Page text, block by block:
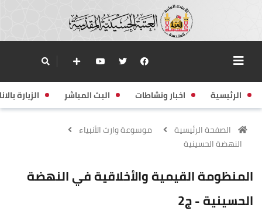
الرئيسية اخبار ونشاطات البث المباشر الزيارة
الصفحة الرئيسية
موسوعة وارث الأنبياء
النهضة الحسينية
المنظومة القيمية والأخلاقية في النهضة
الحسينية - ج2